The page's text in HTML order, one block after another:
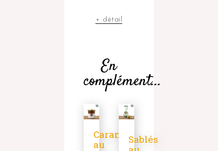
+ détail
En
complément...
Caramel
au
Sablés